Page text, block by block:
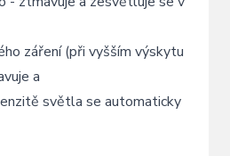
záření (při vyšším výskytu
a
světla se automaticky